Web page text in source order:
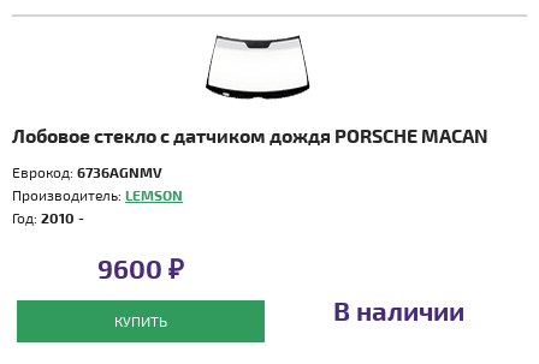
Лобовое стекло с датчиком дождя PORSCHE MACAN
Еврокод: 6736AGNMV
Производитель: LEMSON
Год: 2010 -
9600 ₽
КУПИТЬ В наличии